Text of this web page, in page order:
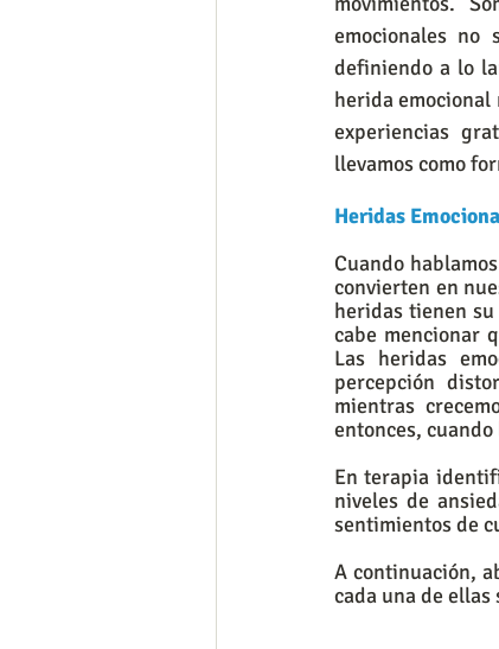
emocionales no
definiendo a lo
herida emocional
experiencias
llevamos como
Heridas
Cuando
convierten en
heridas tienen
cabe mencionar
Las heridas
percepción
mientras
entonces,
En terapia
niveles de
sentimientos de
A continuación,
cada una de